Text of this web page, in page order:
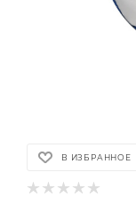
В ИЗБРАННОЕ